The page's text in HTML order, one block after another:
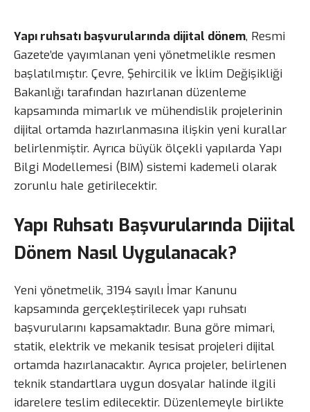
Yapı ruhsatı başvurularında dijital dönem, Resmi
Gazete’de yayımlanan yeni yönetmelikle resmen
başlatılmıştır. Çevre, Şehircilik ve İklim Değişikliği
Bakanlığı tarafından hazırlanan düzenleme
kapsamında mimarlık ve mühendislik projelerinin
dijital ortamda hazırlanmasına ilişkin yeni kurallar
belirlenmiştir. Ayrıca büyük ölçekli yapılarda Yapı
Bilgi Modellemesi (BIM) sistemi kademeli olarak
zorunlu hale getirilecektir.
Yapı Ruhsatı Başvurularında Dijital
Dönem Nasıl Uygulanacak?
Yeni yönetmelik, 3194 sayılı İmar Kanunu
kapsamında gerçekleştirilecek yapı ruhsatı
başvurularını kapsamaktadır. Buna göre mimari,
statik, elektrik ve mekanik tesisat projeleri dijital
ortamda hazırlanacaktır. Ayrıca projeler, belirlenen
teknik standartlara uygun dosyalar halinde ilgili
idarelere teslim edilecektir. Düzenlemeyle birlikte